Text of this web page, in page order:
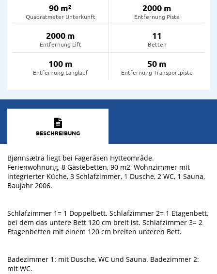
90 m²
Quadratmeter Unterkunft
2000 m
Entfernung Piste
2000 m
Entfernung Lift
11
Betten
100 m
Entfernung Langlauf
50 m
Entfernung Transportpiste
BESCHREIBUNG
Bjønnsætra liegt bei Fageråsen Hytteområde.
Ferienwohnung, 8 Gästebetten, 90 m2, Wohnzimmer mit
integrierter Küche, 3 Schlafzimmer, 1 Dusche, 2 WC, 1 Sauna,
Baujahr 2006.
Schlafzimmer 1= 1 Doppelbett. Schlafzimmer 2= 1 Etagenbett,
bei dem das untere Bett 120 cm breit ist. Schlafzimmer 3= 2
Etagenbetten mit einem 120 cm breiten unteren Bett.
Badezimmer 1: mit Dusche, WC und Sauna. Badezimmer 2:
mit WC.